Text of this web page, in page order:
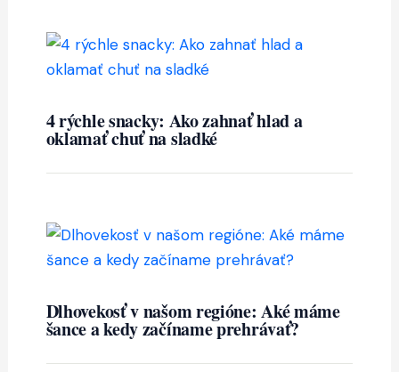
4 rýchle snacky: Ako zahnať hlad a
oklamať chuť na sladké
Dlhovekosť v našom regióne: Aké máme
šance a kedy začíname prehrávať?